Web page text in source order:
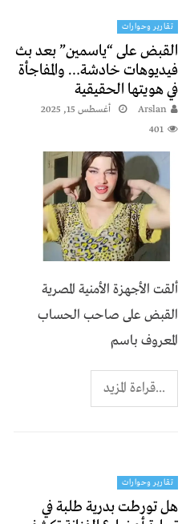
تقارير وحوارات
القبض على “ياسمين” بعد بث
فيديوهات خادشة… والمفاجأة
في هويتها الحقيقية
Arslan
أغسطس 15, 2025
401
ألقت الأجهزة الأمنية المصرية
القبض على صاحب الحساب
المعروف باسم
...قراءة المزيد
تقارير وحوارات
هل تورطت بدرية طلبة في